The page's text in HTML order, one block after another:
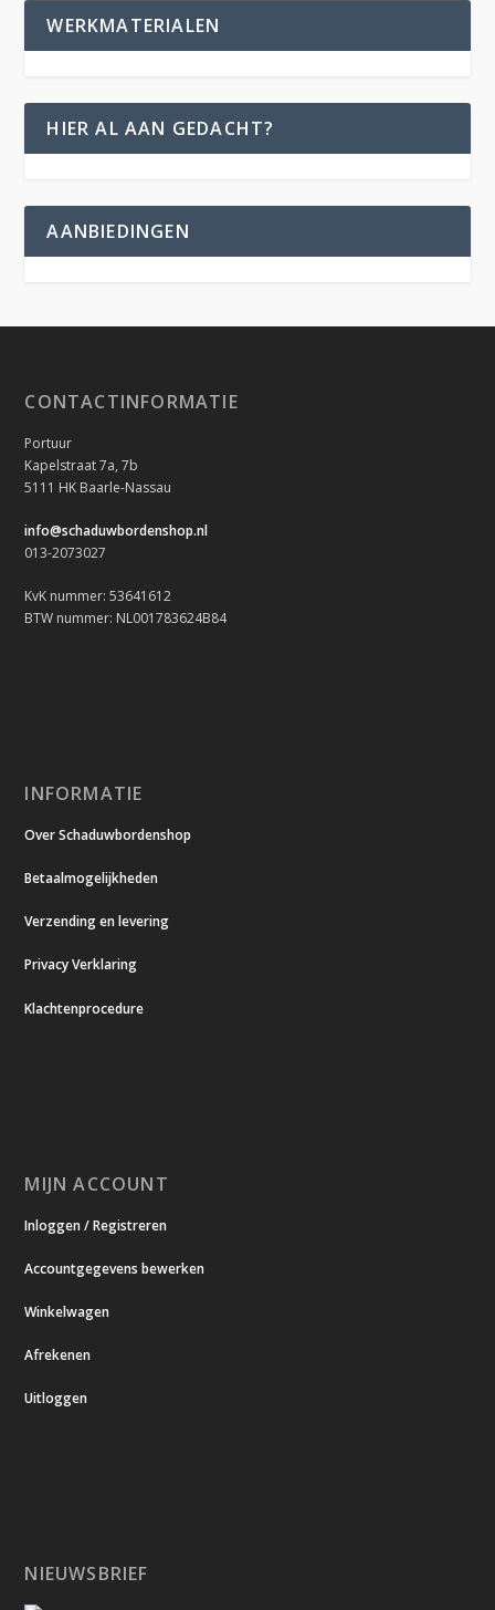
WERKMATERIALEN
HIER AL AAN GEDACHT?
AANBIEDINGEN
CONTACTINFORMATIE
Portuur
Kapelstraat 7a, 7b
5111 HK Baarle-Nassau
info@schaduwbordenshop.nl
013-2073027
KvK nummer: 53641612
BTW nummer: NL001783624B84
INFORMATIE
Over Schaduwbordenshop
Betaalmogelijkheden
Verzending en levering
Privacy Verklaring
Klachtenprocedure
MIJN ACCOUNT
Inloggen / Registreren
Accountgegevens bewerken
Winkelwagen
Afrekenen
Uitloggen
NIEUWSBRIEF